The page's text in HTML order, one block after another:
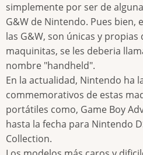
simplemente por ser de
G&W de Nintendo. Pues bien,
las G&W, son únicas y
maquinitas, se les deberia
nombre "handheld".
En la actualidad, Nintendo ha
commemorativos de estas
portátiles como, Game Boy
hasta la fecha para Nintendo
Collection.